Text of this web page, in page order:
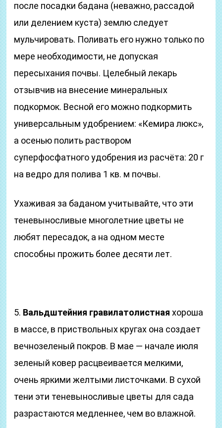
после посадки бадана (неважно, рассадой
или делением куста) землю следует
мульчировать. Поливать его нужно только по
мере необходимости, не допуская
пересыхания почвы. Целебный лекарь
отзывчив на внесение минеральных
подкормок. Весной его можно подкормить
универсальным удобрением: «Кемира люкс»,
а осенью полить раствором
суперфосфатного удобрения из расчёта: 20 г
на ведро для полива 1 кв. м почвы.
Ухаживая за баданом учитывайте, что эти
теневыносливые многолетние цветы не
любят пересадок, а на одном месте
способны прожить более десяти лет.
5. Вальдштейния гравилатолистная хороша
в массе, в приствольных кругах она создает
вечнозеленый покров. В мае — начале июля
зеленый ковер расцвеивается мелкими,
очень яркими желтыми листочками. В сухой
тени эти теневыносливые цветы для сада
разрастаются медленнее, чем во влажной.